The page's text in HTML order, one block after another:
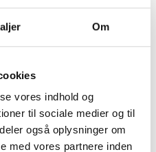
Om
vores indhold og
til sociale medier og til
også oplysninger om
med vores partnere inden
er det meste
et passepartout med
præcis hvor du